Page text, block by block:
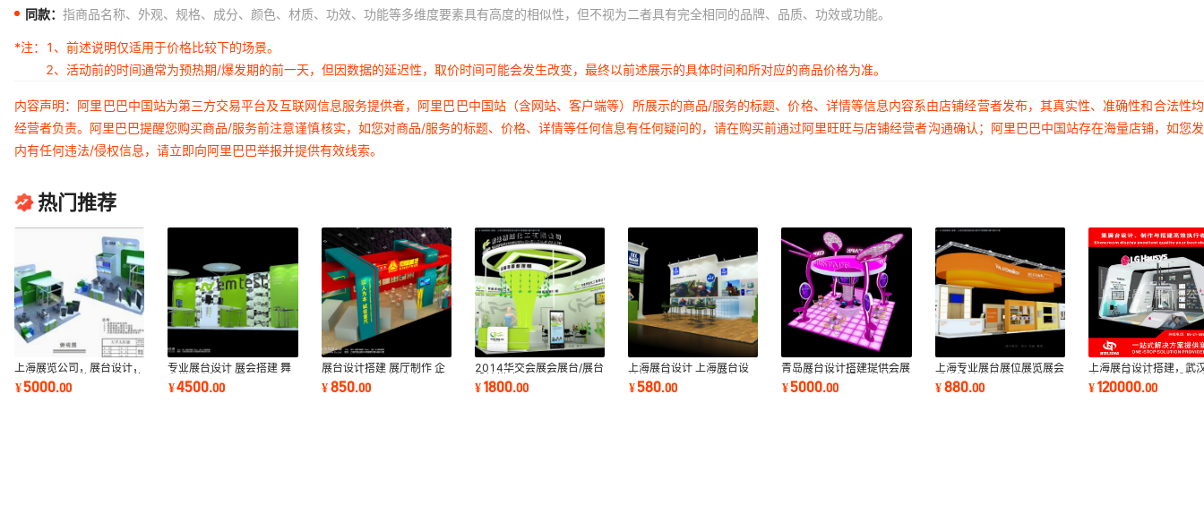
同款： 指商品名称、外观、规格、成分、颜色、材质、功效、功能等多维度要素具有高度的相似性，但不视为二者具有完全相同的品牌、品质、功效或功能。
*注：
1、前述说明仅适用于价格比较下的场景。
2、活动前的时间通常为预热期/爆发期的前一天，但因数据的延迟性，取价时间可能会发生改变，最终以前述展示的具体时间和所对应的商品价格为准。
内容声明：阿里巴巴中国站为第三方交易平台及互联网信息服务提供者，阿里巴巴中国站（含网站、客户端等）所展示的商品/服务的标题、价格、详情等信息内容系由店铺经营者发布，其真实性、准确性和合法性
经营者负责。阿里巴巴提醒您购买商品/服务前注意谨慎核实，如您对商品/服务的标题、价格、详情等任何信息有任何疑问的，请在购买前通过阿里旺旺与店铺经营者沟通确认；阿里巴巴中国站存在海量店铺，如您
内有任何违法/侵权信息，请立即向阿里巴巴举报并提供有效线索。
热门推荐
上海展览公司，展台设计，
展台搭建，展览工厂，展位
装修，展台
¥5000.00
专业展台设计 展会搭建 舞
台搭建 活动布置
¥4500.00
展台设计搭建 展厅制作 企
业展厅 木工机械 上海展览
展台搭建工厂
¥850.00
2014华交会展会展台/展台
设计搭建/会展中心/展览公
司/会展策划
¥1800.00
上海展台设计 上海展台设
计搭建乐器展 展览服务 展
台装修
¥580.00
青岛展台设计搭建提供会展
展台设计搭建服务 美博会
展台设计
¥5000.00
上海专业展台展位展览展会
重庆设计装饰装修策划武汉
搭建制作
¥880.00
上海展台设计搭建，武
会展台设计搭建，成都
舞台布展
¥120000.00